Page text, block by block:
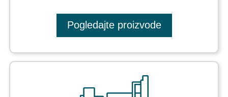
Pogledajte proizvode